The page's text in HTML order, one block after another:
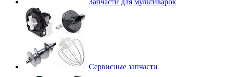
Запчасти для мультиварок
Сервисные запчасти